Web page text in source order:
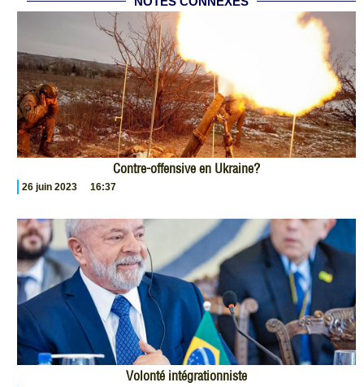
Contre-offensive en Ukraine?
26 juin 2023 16:37
Volonté intégrationniste